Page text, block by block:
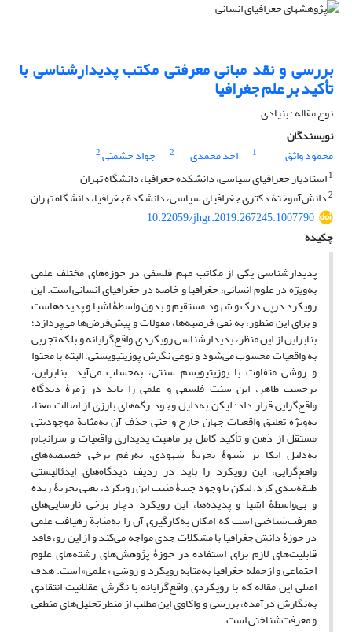
بررسی و نقد مبانی معرفتی مکتب پدیدارشناسی با
تأکید بر علم جغرافیا
نوع مقاله : بنیادی
نویسندگان
محمود واثق
1 احد محمدی 2 جواد حشمتی2
1استادیار جغرافیای سیاسی، دانشکدة جغرافیا، دانشگاه تهران
2دانش‌آموختۀ دکتری جغرافیای سیاسی، دانشکدة جغرافیا، دانشگاه تهران
10.22059/jhgr.2019.267245.1007790
چکیده
پدیدارشناسی یکی از مکاتب مهم فلسفی در حوزه‌های مختلف علمی
به‌ویژه در علوم انسانی، جغرافیا و خاصه در جغرافیای انسانی است. این
رویکرد درپی درک و شهود مستقیم و بدون واسطۀ اشیا و پدیده‌هاست
و برای این منظور، به نفی فرضیه‌ها، مقولات و پیش‌فرض‌ها می‌پردازد؛
بنابراین از این منظر، پدیدارشناسی رویکردی واقع‌گرایانه و بلکه تجربی
به واقعیات محسوب می‌شود و نوعی نگرش پوزیتیویستی، البته با محتوا
و روشی متفاوت با پوزیتیویسم سنتی، به‌حساب می‌آید. بنابراین،
برحسب ظاهر، این سنت فلسفی و علمی را باید در زمرۀ دیدگاه
واقع‌گرایی قرار داد؛ لیکن به‌دلیل وجود رگه‌های بارزی از اصالت معنا،
به‌ویژه تعلیق واقعیات جهان خارج و حتی حذف آن به‌مثابة موجودیتی
مستقل از ذهن و تأکید کامل بر ماهیت پدیداری واقعیات و سرانجام
به‌دلیل اتکا بر شیوۀ تجربۀ شهودی، به‌رغم برخی خصیصه‌های
واقع‌گرایی، این رویکرد را باید در ردیف دیدگاه‌های ایدئالیستی
طبقه‌بندی کرد. لیکن با وجود جنبۀ مثبت این رویکرد، یعنی تجربۀ زنده
و بی‌واسطۀ اشیا و پدیده‌ها، این رویکرد دچار برخی نارسایی‌های
معرفت‌شناختی است که امکان به‌کارگیری آن‌ را به‌مثابة رهیافت علمی
در حوزۀ دانش جغرافیا با مشکلات جدی مواجه می‌کند و از این رو، فاقد
قابلیت‌های لازم برای استفاده در حوزۀ پژوهش‌های رشته‌های علوم
اجتماعی و ازجمله جغرافیا به‌مثابة رویکرد و روشی «علمی» است. هدف
اصلی این مقاله که با رویکردی واقع‌گرایانه با نگرش عقلانیت انتقادی
به‌نگارش درآمده، بررسی و واکاوی این مطلب از منظر تحلیل‌های منطقی
و معرفت‌شناختی است.